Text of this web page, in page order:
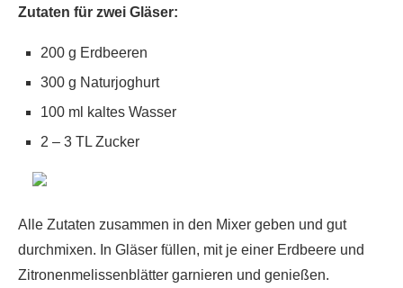
Zutaten für zwei Gläser:
200 g Erdbeeren
300 g Naturjoghurt
100 ml kaltes Wasser
2 – 3 TL Zucker
Alle Zutaten zusammen in den Mixer geben und gut
durchmixen. In Gläser füllen, mit je einer Erdbeere und
Zitronenmelissenblätter garnieren und genießen.